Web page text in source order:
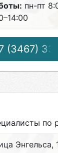
пн-пт
(3467) 33-
по
Энгельса,